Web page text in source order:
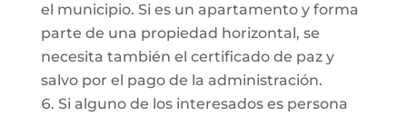
el municipio. Si es un apartamento y forma
parte de una propiedad horizontal, se
necesita también el certificado de paz y
salvo por el pago de la administración.
Si alguno de los interesados es persona